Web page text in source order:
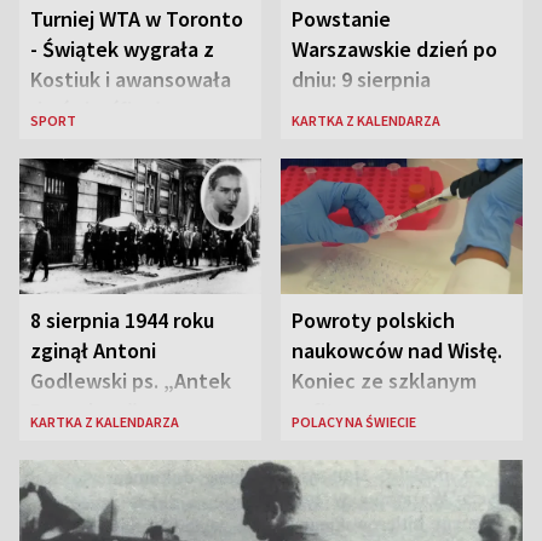
Turniej WTA w Toronto
- Świątek wygrała z
Kostiuk i awansowała
do ćwierćfinału
SPORT
Powstanie
Warszawskie dzień po
dniu: 9 sierpnia
KARTKA Z KALENDARZA
8 sierpnia 1944 roku
zginął Antoni
Godlewski ps. „Antek
Rozpylacz”
KARTKA Z KALENDARZA
Powroty polskich
naukowców nad Wisłę.
Koniec ze szklanym
sufitem
POLACY NA ŚWIECIE